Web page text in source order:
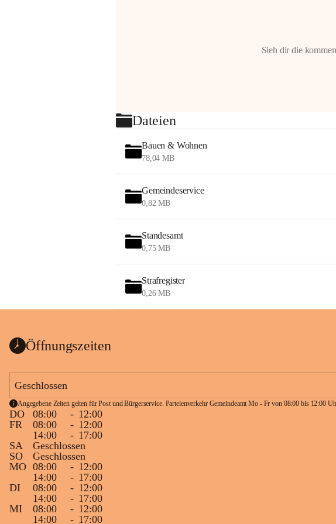
Sieh dir die
Dateien
Bauen & Wohnen
78,04 MB
Gemeindeservice
0,82 MB
Standesamt
0,75 MB
Strafregister
0,26 MB
Öffnungszeiten
Geschlossen
Angegebene Zeiten gelten für Post und Bürgerservice. Parteienverkehr Gemeindeamt Mo - Fr von 08:00 bis 12:00
DO 08:00 - 12:00
FR
08:00 - 12:00
14:00
- 17:00
SA
Geschlossen
SO
Geschlossen
MO 08:00 - 12:00
14:00
- 17:00
DI
08:00 - 12:00
14:00
- 17:00
MI
08:00 - 12:00
14:00
- 17:00